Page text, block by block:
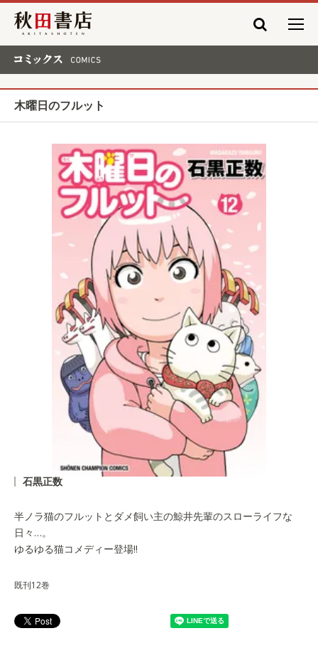
秋田書店
木曜日のフルット
石黒正数
半ノラ猫のフルットとダメ飼い主の鯨井先輩のスローライフな
日々…。
ゆるゆる猫コメディー登場!!
既刊12巻